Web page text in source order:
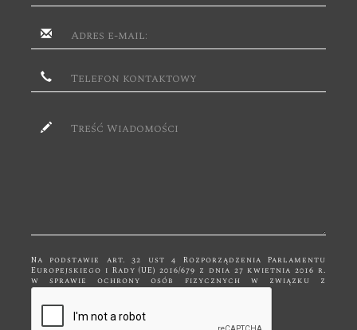
Na podstawie art. 32 ust 4 Rozporządzenia Parlamentu
Europejskiego i Rady (UE) 2016/679 z dnia 27 kwietnia 2016 r.
w sprawie ochrony osób fizycznych w związku z
przetwarzaniem danych osobowych i w sprawie
swobodnego przepływu takich danych, zwane dalej RODO
Państwa dane przetwarzane są tylko do celów
kontaktowych i nie będą udostępniane innym podmiotom